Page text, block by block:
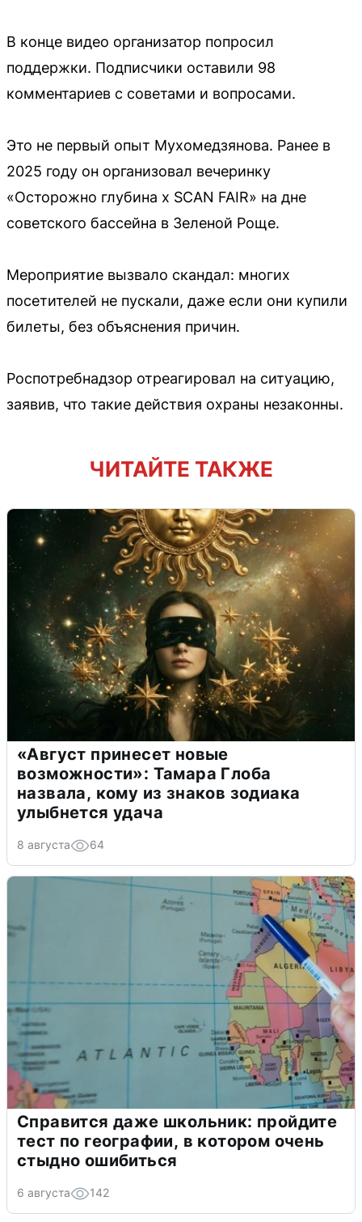
В конце видео организатор попросил
поддержки. Подписчики оставили 98
комментариев с советами и вопросами.
Это не первый опыт Мухомедзянова. Ранее в
2025 году он организовал вечеринку
«Осторожно глубина х SCAN FAIR» на дне
советского бассейна в Зеленой Роще.
Мероприятие вызвало скандал: многих
посетителей не пускали, даже если они купили
билеты, без объяснения причин.
Роспотребнадзор отреагировал на ситуацию,
заявив, что такие действия охраны незаконны.
ЧИТАЙТЕ ТАКЖЕ
«Август принесет новые
возможности»: Тамара Глоба
назвала, кому из знаков зодиака
улыбнется удача
8 августа 64
Справится даже школьник: пройдите
тест по географии, в котором очень
стыдно ошибиться
6 августа 142